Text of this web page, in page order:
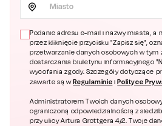
Miasto
Podanie adresu e-mail i nazwy miasta, a
przez kliknięcie przycisku "Zapisz się",
przetwarzanie danych osobowych w tym
dostarczania biuletynu informacyjnego
wycofania zgody. Szczegóły dotyczące
zawarte są wRegulaminie i Polityce
Administratorem Twoich danych
ograniczoną odpowiedzialnością z
przy ulicy Artura Grottgera 4/2. Twoje